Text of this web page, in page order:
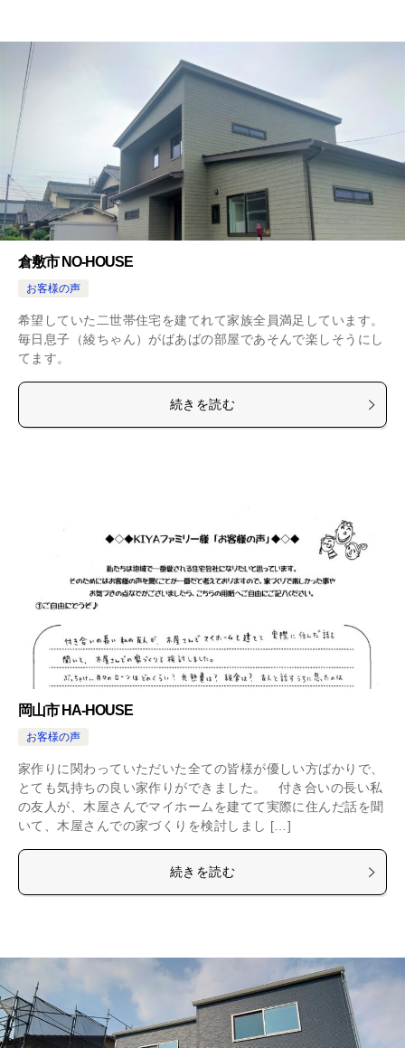
倉敷市 NO-HOUSE
お客様の声
希望していた二世帯住宅を建てれて家族全員満足しています。
毎日息子（綾ちゃん）がばあばの部屋であそんで楽しそうにし
てます。
続きを読む
岡山市 HA-HOUSE
お客様の声
家作りに関わっていただいた全ての皆様が優しい方ばかりで、
とても気持ちの良い家作りができました。 付き合いの長い私
の友人が、木屋さんでマイホームを建てて実際に住んだ話を聞
いて、木屋さんでの家づくりを検討しまし […]
続きを読む